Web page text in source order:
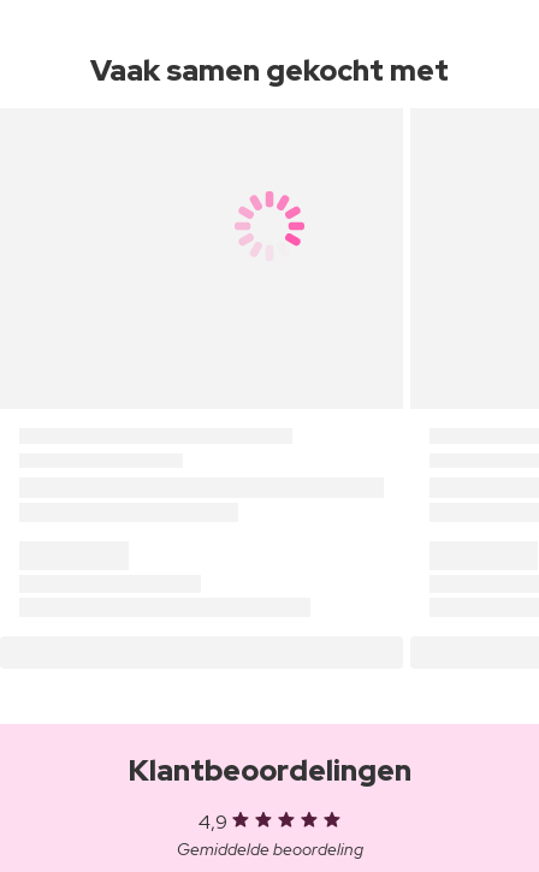
Vaak samen gekocht met
Klantbeoordelingen
4,9
Gemiddelde beoordeling